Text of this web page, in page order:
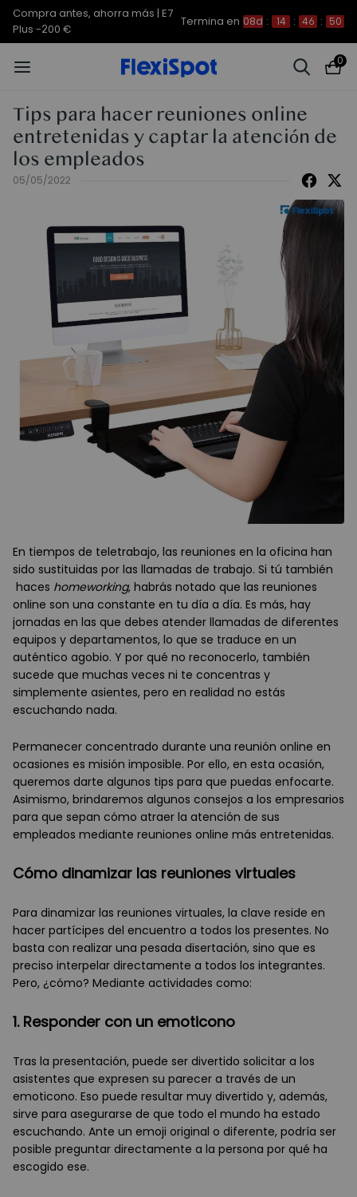
Compra antes, ahorra más | E7
Plus -200 €
Termina en 08d : 14 : 46 : 50
0
Tips para hacer reuniones online
entretenidas y captar la atención de
los empleados
05/05/2022
En tiempos de teletrabajo, las reuniones en la oficina han
sido sustituidas por las llamadas de trabajo. Si tú también
haces homeworking, habrás notado que las reuniones
online son una constante en tu día a día. Es más, hay
jornadas en las que debes atender llamadas de diferentes
equipos y departamentos, lo que se traduce en un
auténtico agobio. Y por qué no reconocerlo, también
sucede que muchas veces ni te concentras y
simplemente asientes, pero en realidad no estás
escuchando nada.
Permanecer concentrado durante una reunión online en
ocasiones es misión imposible. Por ello, en esta ocasión,
queremos darte algunos tips para que puedas enfocarte.
Asimismo, brindaremos algunos consejos a los empresarios
para que sepan cómo atraer la atención de sus
empleados mediante reuniones online más entretenidas.
Cómo dinamizar las reuniones virtuales
Para dinamizar las reuniones virtuales, la clave reside en
hacer partícipes del encuentro a todos los presentes. No
basta con realizar una pesada disertación, sino que es
preciso interpelar directamente a todos los integrantes.
Pero, ¿cómo? Mediante actividades como:
1. Responder con un emoticono
Tras la presentación, puede ser divertido solicitar a los
asistentes que expresen su parecer a través de un
emoticono. Eso puede resultar muy divertido y, además,
sirve para asegurarse de que todo el mundo ha estado
escuchando. Ante un emoji original o diferente, podría ser
posible preguntar directamente a la persona por qué ha
escogido ese.